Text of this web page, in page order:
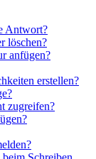
Antwort?
löschen?
anfügen?
erstellen?
zugreifen?